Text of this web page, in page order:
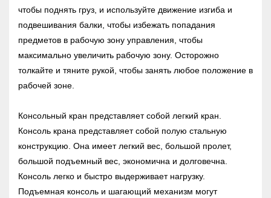
чтобы поднять груз, и используйте движение изгиба и
подвешивания балки, чтобы избежать попадания
предметов в рабочую зону управления, чтобы
максимально увеличить рабочую зону. Осторожно
толкайте и тяните рукой, чтобы занять любое положение в
рабочей зоне.
Консольный кран представляет собой легкий кран.
Консоль крана представляет собой полую стальную
конструкцию. Она имеет легкий вес, большой пролет,
большой подъемный вес, экономична и долговечна.
Консоль легко и быстро выдерживает нагрузку.
Подъемная консоль и шагающий механизм могут